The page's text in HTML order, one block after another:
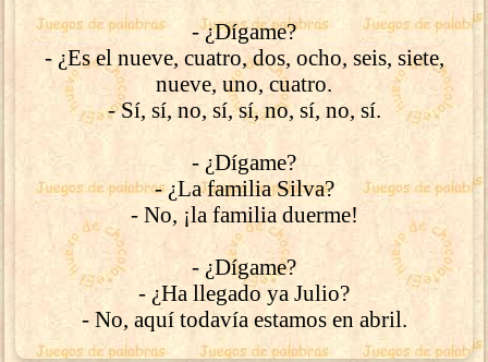
- ¿Dígame?
- ¿Es el nueve, cuatro, dos, ocho, seis, siete,
nueve, uno, cuatro.
- Sí, sí, no, sí, sí, no, sí, no, sí.
- ¿Dígame?
- ¿La familia Silva?
- No, ¡la familia duerme!
- ¿Dígame?
- ¿Ha llegado ya Julio?
- No, aquí todavía estamos en abril.